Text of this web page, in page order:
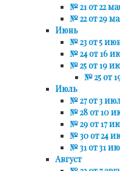
№ 21 от 22
№ 22 от 29
Июнь
№ 23 от 5
№ 24 от 16
№ 25 от 19
№ 25 от
Июль
№ 27 от 3
№ 28 от 10
№ 29 от 17
№ 30 от 24
№ 31 от 31
Август